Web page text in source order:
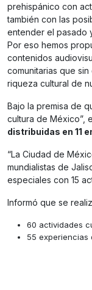
prehispánico con
también con las
entender el pasado
Por eso hemos
contenidos
comunitarias que
riqueza cultural de
Bajo la premisa de
cultura de México”,
distribuidas en 11
“La Ciudad de
mundialistas de
especiales con 15
Informó que se
60 actividades
55 experiencias